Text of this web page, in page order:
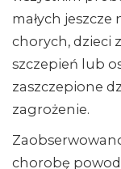
małych
chorych, dzieci
szczepień lub
zaszczepione
zagrożenie.
chorobę